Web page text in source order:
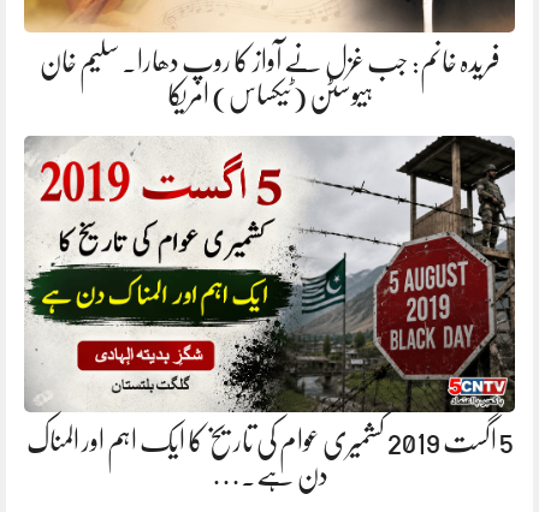
فریدہ خانم: جب غزل نے آواز کا روپ دھارا. سلیم خان
ہیوسٹن (ٹیکساس) امریکا
5 اگست 2019 کشمیری عوام کی تاریخ کا ایک اہم اور المناک
دن ہے.…